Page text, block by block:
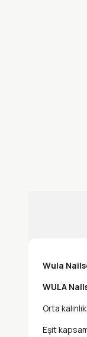
Wula
WULA
Orta
Eşit